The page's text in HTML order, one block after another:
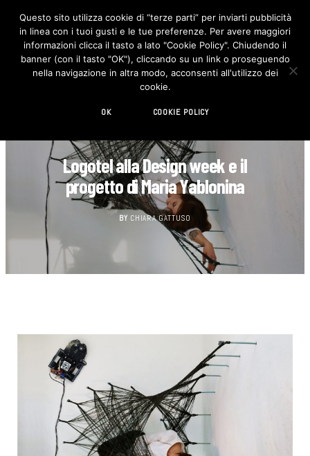
F
c
e
b
o
I
n
s
t
Logotel alla Design week e il
progetto di Maria Yablonina
BY CHIARA GATTUSO
Questo sito utilizza cookie di “terze parti” per inviarti pubblicità
in linea con i tuoi gusti e le tue preferenze. Per avere maggiori
informazioni clicca il tasto a lato "Cookie Policy". Chiudendo il
banner (con il tasto "OK"), cliccando su un link o proseguendo
nella navigazione in altra modo, acconsenti all'utilizzo dei
cookie.
OK COOKIE POLICY